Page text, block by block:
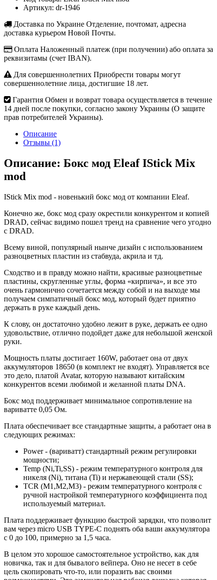
Артикул: dr-1946
Доставка по Украине Отделение, почтомат, адресна
доставка курьером Новой Почты.
Оплата Наложенный платеж (при получении) або оплата за
реквизитамы (счет IBAN).
Для совершеннолетних Приобрести товары могут
совершеннолетние лица, достигшие 18 лет.
Гарантия Обмен и возврат товара осуществляется в течение
14 дней после покупки, согласно закону Украины (О защите
прав потребителей Украины).
Описание
Отзывы (1)
Описание: Бокс мод Eleaf IStick Mix
mod
IStick Mix mod - новенький бокс мод от компании Eleaf.
Конечно же, бокс мод сразу окрестили конкурентом и копией
DRAD, сейчас видимо пошел тренд на сравнение чего угодно
с DRAD.
Всему виной, популярный нынче дизайн с использованием
разноцветных пластин из стабвуда, акрила и тд.
Сходство и в правду можно найти, красивые разноцветные
пластины, скругленные углы, форма «кирпича», и все это
очень гармонично сочетается между собой и на выходе мы
получаем симпатичный бокс мод, который будет приятно
держать в руке каждый день.
К слову, он достаточно удобно лежит в руке, держать ее одно
удовольствие, отлично подойдет даже для небольшой женской
руки.
Мощность платы достигает 160W, работает она от двух
аккумуляторов 18650 (в комплект не входят). Управляется все
это дело, платой Avatar, которую называют китайским
конкурентов всеми любимой и желанной платы DNA.
Бокс мод поддерживает минимальное сопротивление на
вариватте 0,05 Ом.
Плата обеспечивает все стандартные защиты, а работает она в
следующих режимах:
Power - (вариватт) стандартный режим регулировки
мощности;
Temp (Ni,Ti,SS) - режим температурного контроля для
никеля (Ni), титана (Ti) и нержавеющей стали (SS);
TCR (M1,M2,M3) - режим температурного контроля с
ручной настройкой температурного коэффициента под
используемый материал.
Плата поддерживает функцию быстрой зарядки, что позволит
вам через micro USB TYPE-C поднять оба ваши аккумулятора
с 0 до 100, примерно за 1,5 часа.
В целом это хорошое самостоятельное устройство, как для
новичка, так и для бывалого вейпера. Оно не несет в себе
цель скопировать что-то, или поразить вас своими